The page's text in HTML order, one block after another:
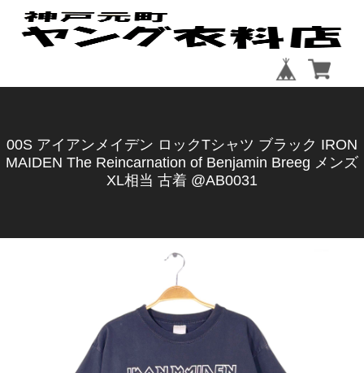
00S アイアンメイデン ロックTシャツ ブラック IRON
MAIDEN The Reincarnation of Benjamin Breeg メンズ
XL相当 古着 @AB0031